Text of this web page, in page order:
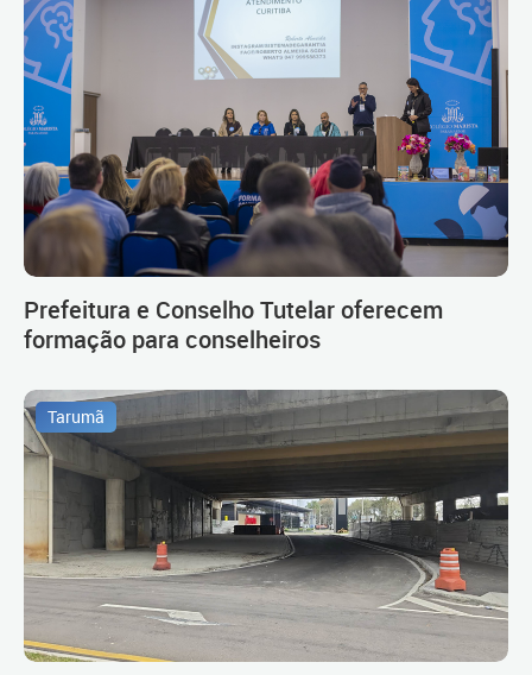
Prefeitura e Conselho Tutelar oferecem
formação para conselheiros
Tarumã